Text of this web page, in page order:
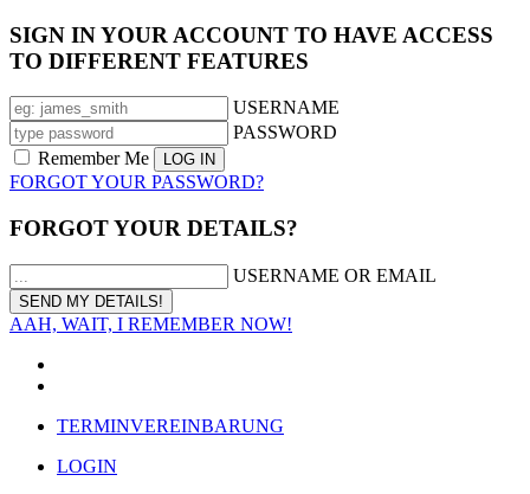
SIGN IN YOUR ACCOUNT TO HAVE ACCESS
TO DIFFERENT FEATURES
USERNAME
PASSWORD
Remember Me
FORGOT YOUR PASSWORD?
FORGOT YOUR DETAILS?
USERNAME OR EMAIL
AAH, WAIT, I REMEMBER NOW!
TERMINVEREINBARUNG
LOGIN